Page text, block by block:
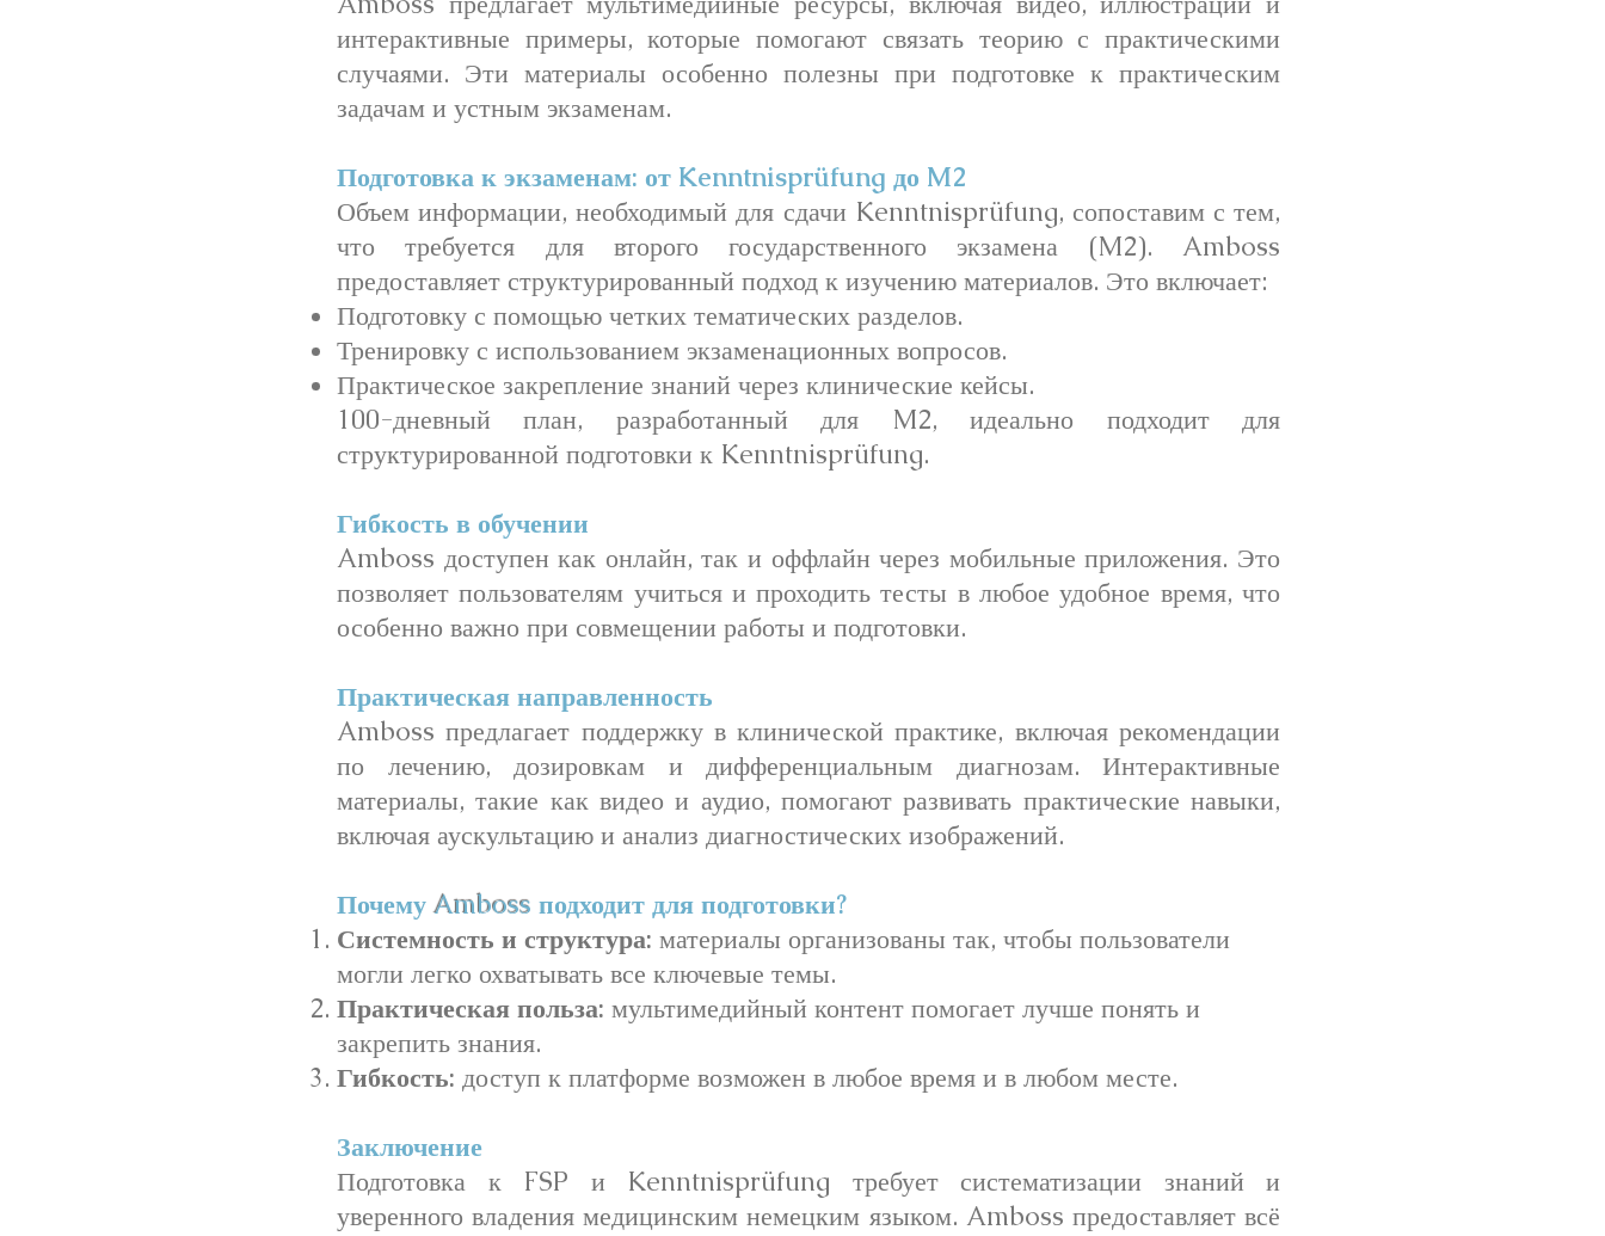
интерактивные примеры, которые помогают связать теорию с практическими
случаями. Эти материалы особенно полезны при подготовке к практическим
задачам и устным экзаменам.
Подготовка к экзаменам: от Kenntnisprüfung до M2
Объем информации, необходимый для сдачи Kenntnisprüfung, сопоставим с тем,
что требуется для второго государственного экзамена (M2). Amboss
предоставляет структурированный подход к изучению материалов. Это включает:
Подготовку с помощью четких тематических разделов.
Тренировку с использованием экзаменационных вопросов.
Практическое закрепление знаний через клинические кейсы.
100-дневный план, разработанный для M2, идеально подходит для
структурированной подготовки к Kenntnisprüfung.
Гибкость в обучении
Amboss доступен как онлайн, так и оффлайн через мобильные приложения. Это
позволяет пользователям учиться и проходить тесты в любое удобное время, что
особенно важно при совмещении работы и подготовки.
Практическая направленность
Amboss предлагает поддержку в клинической практике, включая рекомендации
по лечению, дозировкам и дифференциальным диагнозам. Интерактивные
материалы, такие как видео и аудио, помогают развивать практические навыки,
включая аускультацию и анализ диагностических изображений.
ПочемуAmboss подходит для подготовки?
Системность и структура: материалы организованы так, чтобы пользователи
могли легко охватывать все ключевые темы.
Практическая польза: мультимедийный контент помогает лучше понять и
закрепить знания.
Гибкость: доступ к платформе возможен в любое время и в любом месте.
Заключение
Подготовка к FSP и Kenntnisprüfung требует систематизации знаний и
уверенного владения медицинским немецким языком. Amboss предоставляет всё